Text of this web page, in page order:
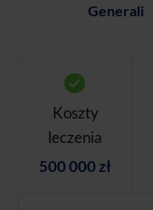
Generali
Koszty
leczenia
500 000 zł